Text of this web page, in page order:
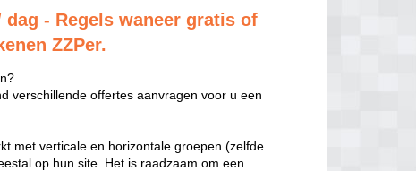
- Regels waneer gratis of
ZZPer.
verschillende offertes aanvragen voor u een
met verticale en horizontale groepen (zelfde
op hun site. Het is raadzaam om een